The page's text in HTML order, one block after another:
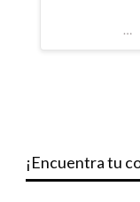
…
¡Encuentra tu